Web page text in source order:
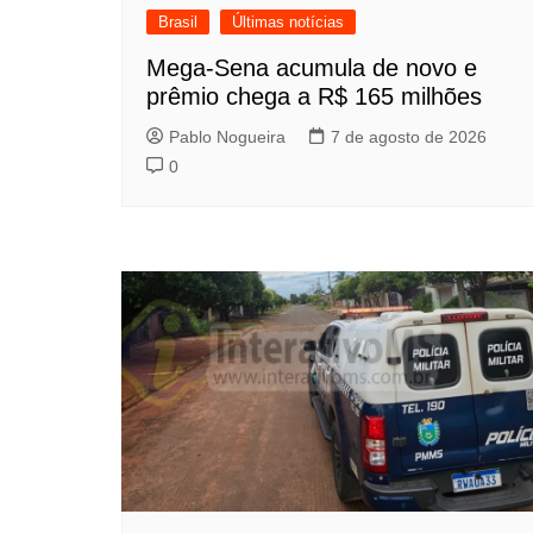
Brasil Últimas notícias
Mega-Sena acumula de novo e
prêmio chega a R$ 165 milhões
Pablo Nogueira
7 de agosto de 2026
0